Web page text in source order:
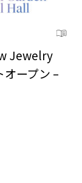
Jewelry
ープン –